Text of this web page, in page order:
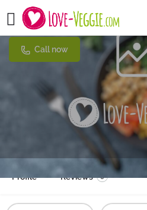
Weil Imbiss Çigköfte
Call now
Profile Reviews 0